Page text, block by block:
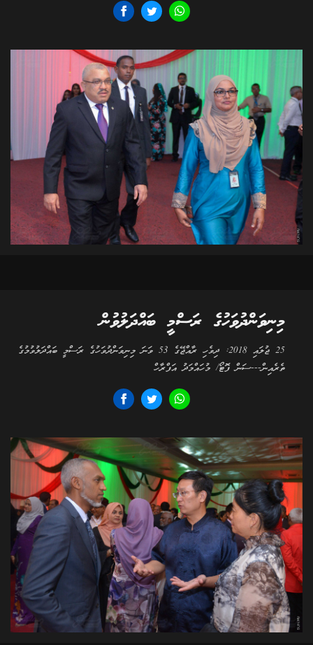
މިނިވަންދުވަހުގެ ރަސްމީ ބައްދަލުވުން
25 ޖުލައި 2018: ދިވެހި ރާއްޖޭގެ 53 ވަނަ މިނިވަންދުވަހުގެ ރަސްމީ ބައްދަލުވުމުގެ
ތެރެއިން---ސަން ފޮޓޯ/ މުހައްމަދު އަފްރާހް